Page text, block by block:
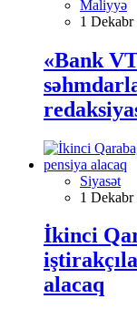
Maliyyə
1
«Bank
Siyasət
1
İkinci
alacaq